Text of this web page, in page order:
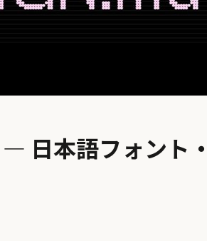
日本語フォント